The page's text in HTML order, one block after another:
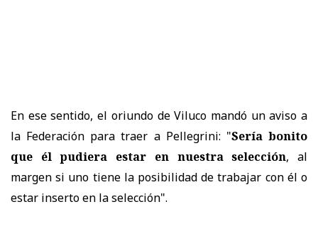
En ese sentido, el oriundo de Viluco mandó un aviso a
la Federación para traer a Pellegrini: "Sería bonito
que él pudiera estar en nuestra selección, al
margen si uno tiene la posibilidad de trabajar con él o
estar inserto en la selección".